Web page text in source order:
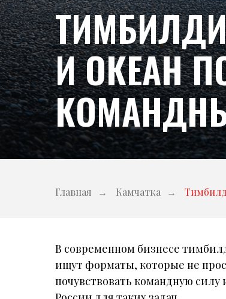
И ОКЕАН
Главная → Камчатка →
В современном бизнесе
ищут форматы, которые не
почувствовать командную силу